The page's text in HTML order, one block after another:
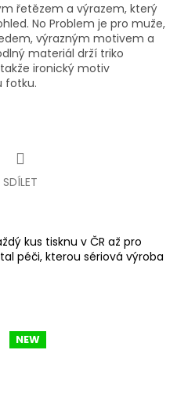
řetězem a výrazem, který
No Problem je pro muže,
výrazným motivem a
materiál drží triko
ironický motiv
fotku.
SDÍLET
kus tisknu v ČR až pro
péči, kterou sériová výroba
NEW